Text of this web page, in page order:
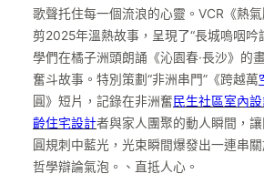
歌聲托住每一個流浪的心靈。VCR《熱
剪2025年溫熱故事，呈現了“長城嗚咽吟
學們在橘子洲頭朗誦《沁園春·長沙》的
奮斗故事。特別策劃“非洲串門”《跨越萬
圓》短片，記錄在非洲奮民生社區室內
齡住宅設計者與家人團聚的動人瞬間，
圓規刺中藍光，光束瞬間爆發出一連串
哲學辯論氣泡。、直抵人心。